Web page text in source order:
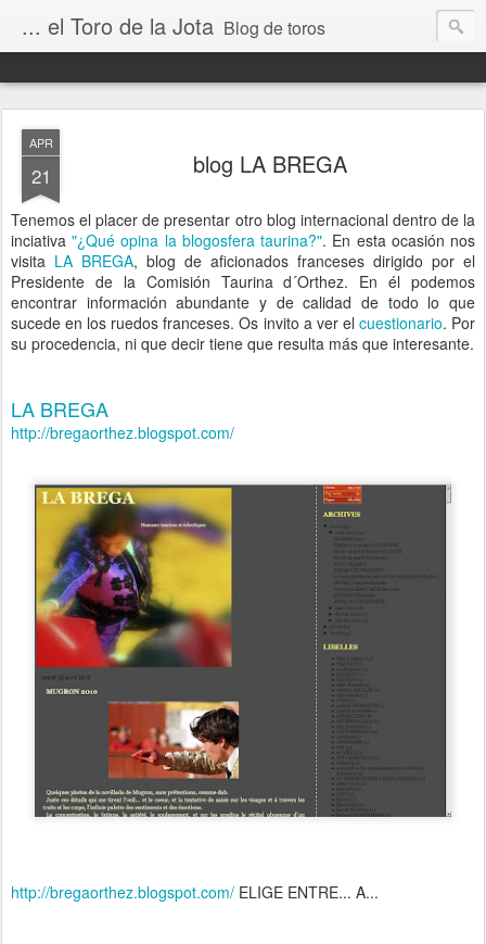
... el Toro de la Jota Blog de toros
APR
21 blog LA BREGA
Tenemos el placer de presentar otro blog internacional dentro de la
inciativa"¿Qué opina la blogosfera taurina?". En esta ocasión nos
visita LA BREGA, blog de aficionados franceses dirigido por el
Presidente de la Comisión Taurina d´Orthez. En él podemos
encontrar información abundante y de calidad de todo lo que
sucede en los ruedos franceses. Os invito a ver el cuestionario. Por
su procedencia, ni que decir tiene que resulta más que interesante.
LA BREGA
http://bregaorthez.blogspot.com/
http://bregaorthez.blogspot.com/ ELIGE ENTRE... A...